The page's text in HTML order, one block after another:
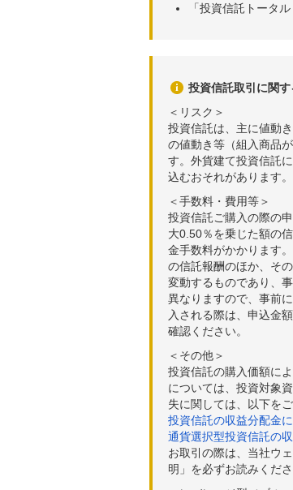
「投資信託トータ
投資信託取引に関
＜リスク＞
投資信託は、主に値動
の値動き等（組入商品
す。外貨建て投資信託
込むおそれがあります
＜手数料・費用等＞
投資信託ご購入の際の
大0.50％を乗じた額の
金手数料がかかります
の信託報酬のほか、そ
変動するものであり、
異なりますので、事前
入される際は、申込金
確認ください。
＜その他＞
投資信託の購入価額に
については、投資対象
失に関しては、以下を
投資信託の収益分配金
通貨選択型投資信託の
お取引の際は、当社ウ
明」を必ずお読みくださ